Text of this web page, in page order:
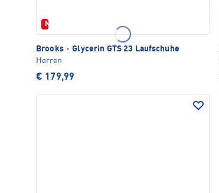
Neu
Brooks · Glycerin GTS 23 Laufschuhe
Herren
€ 179,99